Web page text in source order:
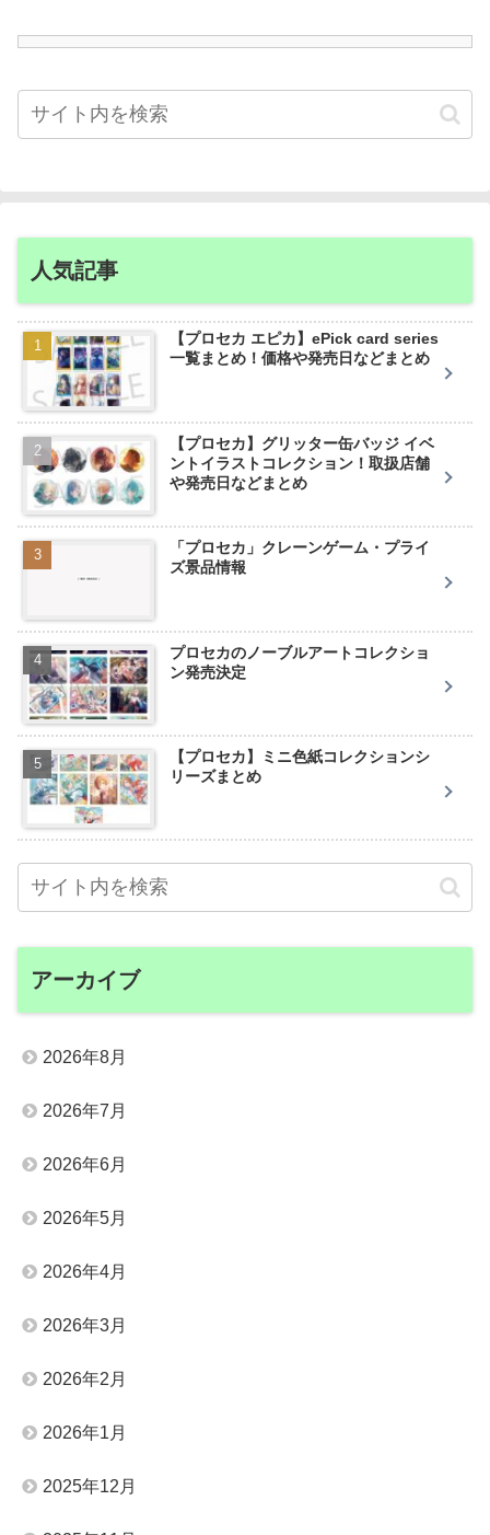
人気記事
【プロセカ エピカ】ePick card series
一覧まとめ！価格や発売日などまとめ
【プロセカ】グリッター缶バッジ イベ
ントイラストコレクション！取扱店舗
や発売日などまとめ
「プロセカ」クレーンゲーム・プライ
ズ景品情報
プロセカのノーブルアートコレクショ
ン発売決定
【プロセカ】ミニ色紙コレクションシ
リーズまとめ
アーカイブ
2026年8月
2026年7月
2026年6月
2026年5月
2026年4月
2026年3月
2026年2月
2026年1月
2025年12月